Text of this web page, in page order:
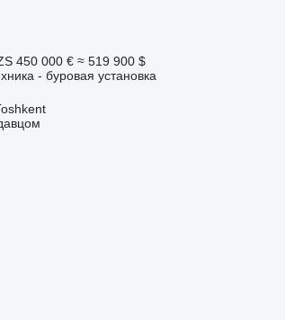
450 000 € ≈ 519 900 $
- буровая установка